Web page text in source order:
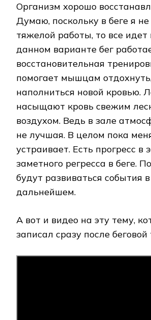
Организм хорошо
Думаю, поскольку в беге я
тяжелой работы, то все
данном варианте бег
восстановительная
помогает мышцам
наполниться новой кровью.
насыщают кровь свежим
воздухом. Ведь в зале
не лучшая. В целом пока
устраивает. Есть прогресс в
заметного регресса в беге.
будут развиваться события в
дальнейшем.
А вот и видео на эту тему,
записал сразу после